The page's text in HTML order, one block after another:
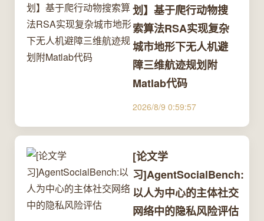
划】基于爬行动物搜
索算法RSA实现复杂
城市地形下无人机避
障三维航迹规划附
Matlab代码
2026/8/9 0:59:57
[论文学
习]AgentSocialBench:
以人为中心的主体社交
网络中的隐私风险评估